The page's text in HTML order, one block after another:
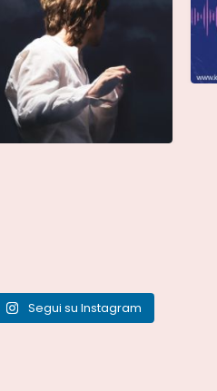
Segui su Instagram